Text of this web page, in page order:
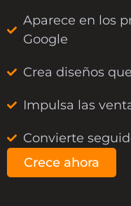
Aparece en los
Google
Crea diseños
Impulsa las
Convierte
Crece ahora